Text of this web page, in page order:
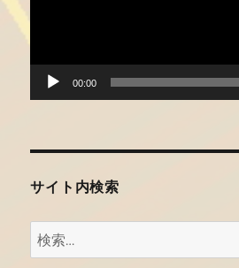
00:00
サイト内検索
検
索: